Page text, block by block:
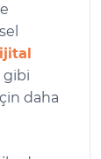
gibi
daha